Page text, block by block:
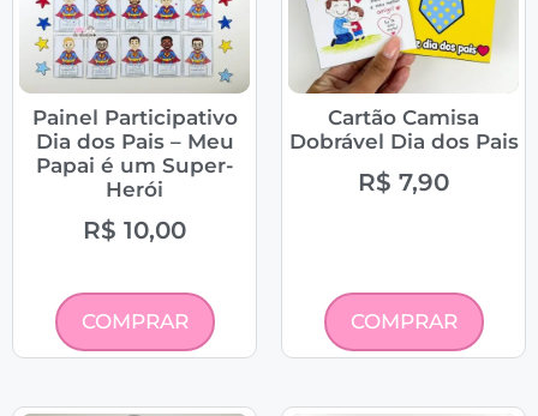
Painel Participativo
Dia dos Pais – Meu
Papai é um Super-
Herói
R$ 10,00
COMPRAR
Cartão Camisa
Dobrável Dia dos Pais
R$ 7,90
COMPRAR